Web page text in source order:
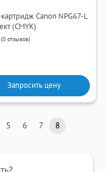
Canon NPG67-L
(CMYK)
(0 отзывов)
Запросить цену
5 6 7 8